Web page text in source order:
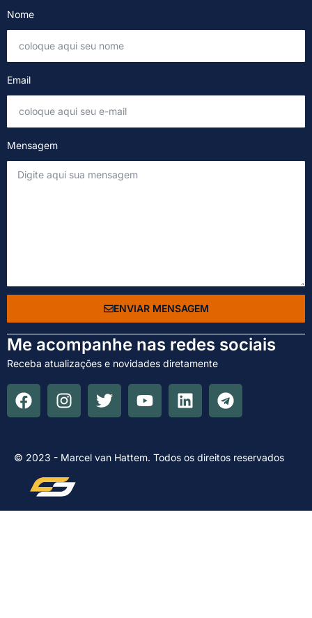
Nome
Email
Mensagem
ENVIAR MENSAGEM
Me acompanhe nas redes sociais
Receba atualizações e novidades diretamente
© 2023 - Marcel van Hattem. Todos os direitos reservados